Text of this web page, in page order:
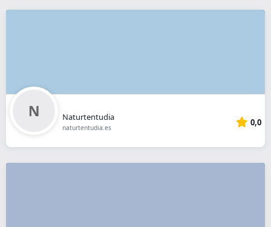
Naturtentudia
naturtentudia.es 0,0